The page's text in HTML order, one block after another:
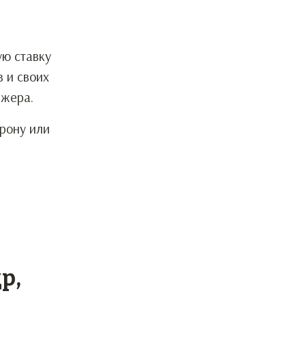
ставку
и своих
или